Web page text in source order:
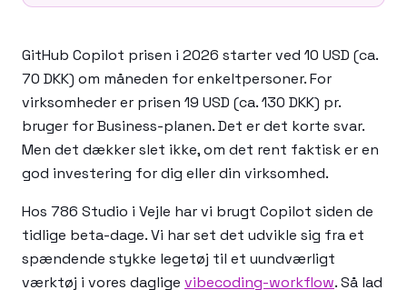
GitHub Copilot prisen i 2026 starter ved 10 USD (ca.
70 DKK) om måneden for enkeltpersoner. For
virksomheder er prisen 19 USD (ca. 130 DKK) pr.
bruger for Business-planen. Det er det korte svar.
Men det dækker slet ikke, om det rent faktisk er en
god investering for dig eller din virksomhed.
Hos 786 Studio i Vejle har vi brugt Copilot siden de
tidlige beta-dage. Vi har set det udvikle sig fra et
spændende stykke legetøj til et uundværligt
værktøj i vores daglige vibecoding-workflow. Så lad